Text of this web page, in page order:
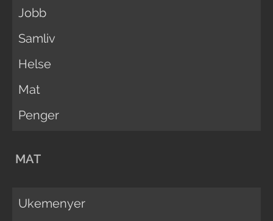
Jobb
Samliv
Helse
Mat
Penger
MAT
Ukemenyer